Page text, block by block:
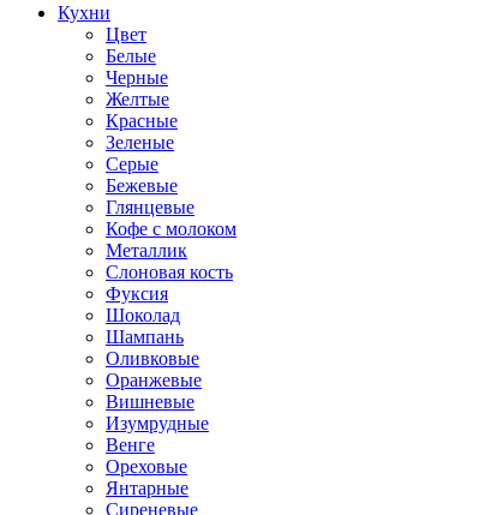
Кухни
Цвет
Белые
Черные
Желтые
Красные
Зеленые
Серые
Бежевые
Глянцевые
Кофе с молоком
Металлик
Слоновая кость
Фуксия
Шоколад
Шампань
Оливковые
Оранжевые
Вишневые
Изумрудные
Венге
Ореховые
Янтарные
Сиреневые